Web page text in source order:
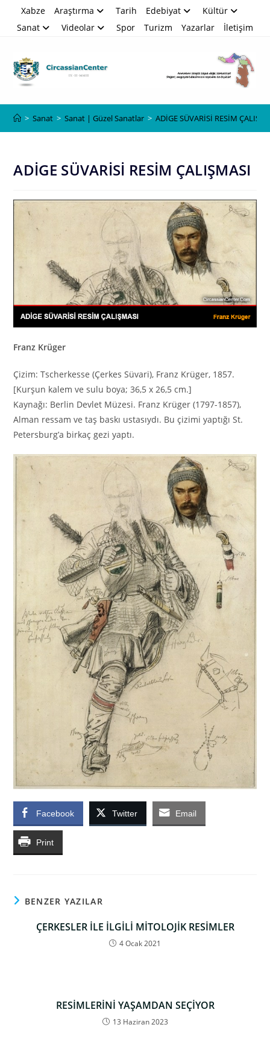
Xabze Araştırma Tarih Edebiyat
Kültür
Sanat
Videolar Spor Turizm Yazarlar İletişim
> Sanat > Sanat | Güzel Sanatlar > ADİGE SÜVARİSİ RESİM
ADİGE SÜVARİSİ RESİM ÇALIŞMASI
Franz Krüger
Çizim: Tscherkesse (Çerkes Süvari), Franz Krüger, 1857.
[Kurşun kalem ve sulu boya; 36,5 x 26,5 cm.]
Kaynağı: Berlin Devlet Müzesi. Franz Krüger (1797-1857),
Alman ressam ve taş baskı ustasıydı. Bu çizimi yaptığı St.
Petersburg’a birkaç gezi yaptı.
Facebook Twitter Email
Print
BENZER YAZILAR
ÇERKESLER İLE İLGİLİ MİTOLOJİK RESİMLER
4 Ocak 2021
RESİMLERİNİ YAŞAMDAN SEÇİYOR
13 Haziran 2023